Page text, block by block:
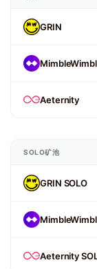
GRIN
Aeternity
SOLO矿池
GRIN SOLO
Aeternity